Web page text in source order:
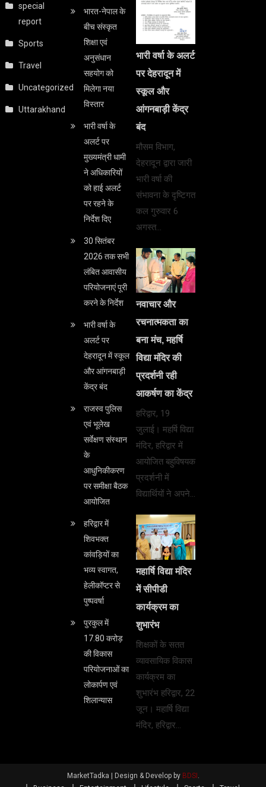
special
report
Sports
Travel
Uncategorized
Uttarakhand
भारत-नेपाल के
बीच संस्कृत
शिक्षा एवं
अनुसंधान
सहयोग को
मिलेगा नया
विस्तार
भारी वर्षा के
अलर्ट पर
मुख्यमंत्री धामी
ने अधिकारियों
को हाई अलर्ट
पर रहने के
निर्देश दिए
30 सितंबर
2026 तक सभी
लंबित आवासीय
परियोजनाएं पूरी
करने के निर्देश
भारी वर्षा के
अलर्ट पर
देहरादून में स्कूल
और आंगनबाड़ी
केंद्र बंद
राजस्व पुलिस
एवं भूलेख
सर्वेक्षण संस्थान
के
आधुनिकीकरण
पर समीक्षा बैठक
आयोजित
हरिद्वार में
शिवभक्त
कांवड़ियों का
भव्य स्वागत,
हेलीकॉप्टर से
पुष्पवर्षा
पुरकुल में
17.80 करोड़
की विकास
परियोजनाओं का
लोकार्पण एवं
शिलान्यास
भारी वर्षा के अलर्ट
पर देहरादून में
स्कूल और
आंगनबाड़ी केंद्र
बंद
मौसम विभाग,
देहरादून द्वारा जारी
भारी वर्षा की
संभावना के दृष्टिगत
कल गुरुवार 6
अगस्त…
नवाचार और
रचनात्मकता का
बना मंच, महर्षि
विद्या मंदिर की
प्रदर्शनी रही
आकर्षण का केंद्र
हरिद्वार, 19
जुलाई। महर्षि विद्या
मंदिर, हरिद्वार में
आयोजित बहुविषयक
प्रदर्शनी में
विद्यार्थियों ने अपने…
महार्षि विद्या मंदिर
में सीपीडी
कार्यक्रम का
शुभारंभ
शिक्षकों के सतत
व्यावसायिक विकास
कार्यक्रम का
शुभारंभ हरिद्वार, 22
जून। महार्षि विद्या
मंदिर, हरिद्वार…
MarketTadka | Design & Develop by BDSI.